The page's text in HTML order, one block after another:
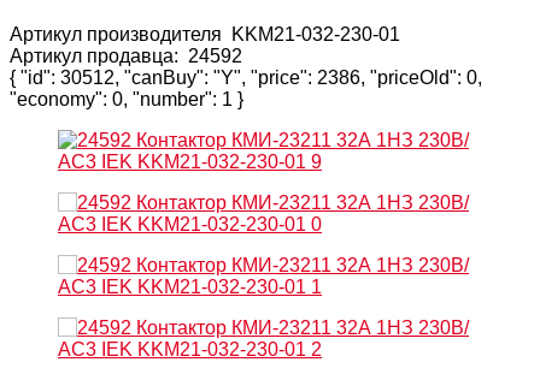
Артикул производителя
KKM21-032-230-01
Артикул продавца: 24592
{ "id": 30512, "canBuy": "Y", "price": 2386, "priceOld": 0,
"economy": 0, "number": 1 }